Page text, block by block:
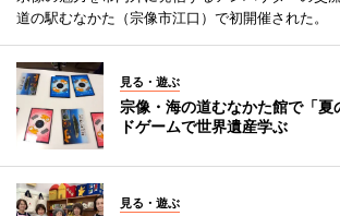
道の駅むなかた（宗像市江口）で初開催された。
見る・遊ぶ
宗像・海の道むなかた館で「
ドゲームで世界遺産学ぶ
見る・遊ぶ